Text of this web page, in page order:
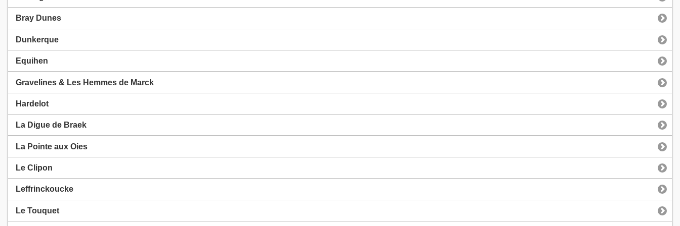
Bray Dunes
Dunkerque
Equihen
Gravelines & Les Hemmes de Marck
Hardelot
La Digue de Braek
La Pointe aux Oies
Le Clipon
Leffrinckoucke
Le Touquet